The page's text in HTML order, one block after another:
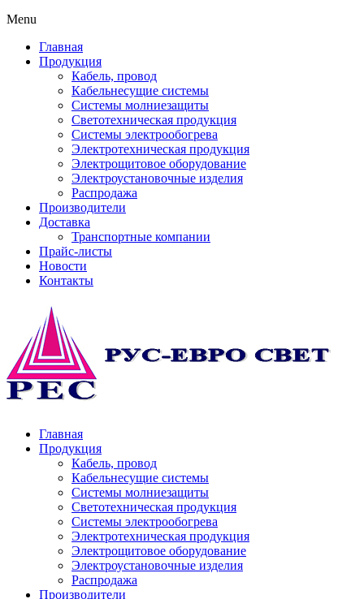
Menu
Главная
Продукция
Кабель, провод
Кабельнесущие системы
Системы молниезащиты
Светотехническая продукция
Системы электрообогрева
Электротехническая продукция
Электрощитовое оборудование
Электроустановочные изделия
Распродажа
Производители
Доставка
Транспортные компании
Прайс-листы
Новости
Контакты
Главная
Продукция
Кабель, провод
Кабельнесущие системы
Системы молниезащиты
Светотехническая продукция
Системы электрообогрева
Электротехническая продукция
Электрощитовое оборудование
Электроустановочные изделия
Распродажа
Производители